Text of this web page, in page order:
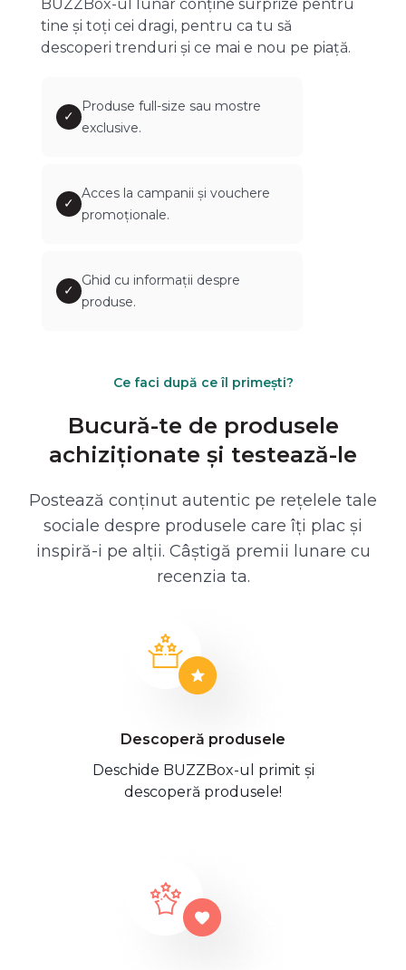
BUZZBox-ul lunar conține surprize pentru
tine și toți cei dragi, pentru ca tu să
descoperi trenduri și ce mai e nou pe piață.
✓
Produse full-size sau mostre
exclusive.
✓
Acces la campanii și vouchere
promoționale.
✓
Ghid cu informații despre
produse.
Ce faci după ce îl primești?
Bucură-te de produsele
achiziționate și testează-le
Postează conținut autentic pe rețelele tale
sociale despre produsele care îți plac și
inspiră-i pe alții. Câștigă premii lunare cu
recenzia ta.
Descoperă produsele
Deschide BUZZBox-ul primit și
descoperă produsele!